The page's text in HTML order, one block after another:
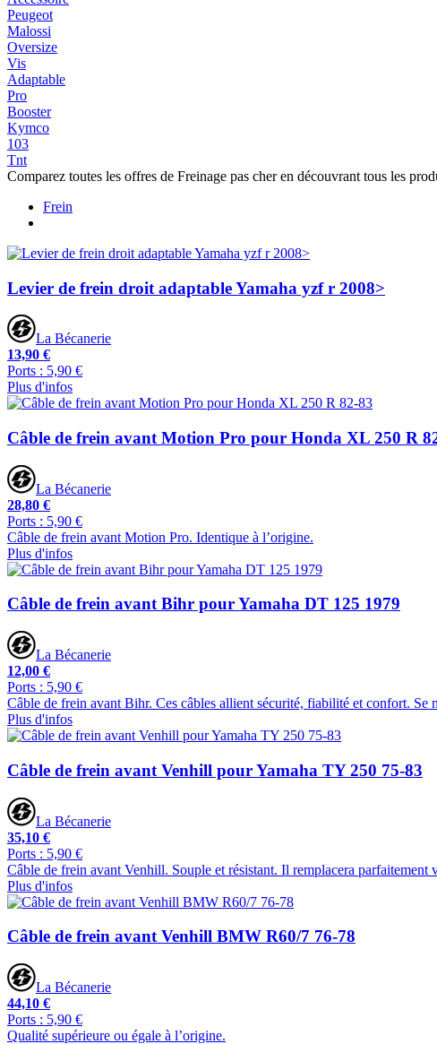
Peugeot
Malossi
Oversize
Vis
Adaptable
Pro
Booster
Kymco
103
Tnt
Comparez toutes les offres de Freinage pas cher en découvrant tous les
Frein
Levier de frein droit adaptable Yamaha yzf r 2008>
La Bécanerie
13,90 €
Ports : 5,90 €
Plus d'infos
Câble de frein avant Motion Pro pour Honda XL 250 R
La Bécanerie
28,80 €
Ports : 5,90 €
Câble de frein avant Motion Pro. Identique à l’origine.
Plus d'infos
Câble de frein avant Bihr pour Yamaha DT 125 1979
La Bécanerie
12,00 €
Ports : 5,90 €
Câble de frein avant Bihr. Ces câbles allient sécurité, fiabilité et confort. Se
Plus d'infos
Câble de frein avant Venhill pour Yamaha TY 250 75-83
La Bécanerie
35,10 €
Ports : 5,90 €
Câble de frein avant Venhill. Souple et résistant. Il remplacera parfaitement
Plus d'infos
Câble de frein avant Venhill BMW R60/7 76-78
La Bécanerie
44,10 €
Ports : 5,90 €
Qualité supérieure ou égale à l’origine.